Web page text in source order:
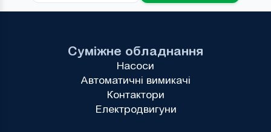
Суміжне обладнання
Насоси
Автоматичні вимикачі
Контактори
Електродвигуни